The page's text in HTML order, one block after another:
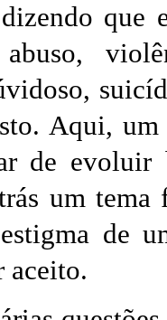
que
Aqui,
de
um
de
aceito.